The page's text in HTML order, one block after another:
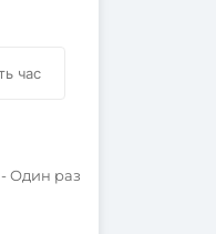
- Один раз